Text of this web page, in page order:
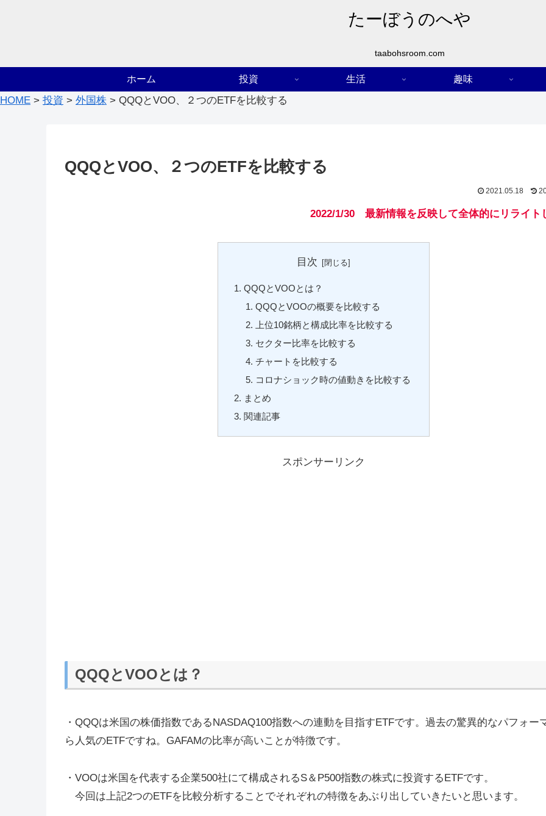
たーぼうのへや
taabohsroom.com
ホーム 投資 生活 趣味
HOME > 投資 > 外国株 > QQQとVOO、２つのETFを比較する
QQQとVOO、２つのETFを比較する
2021.05.18
2022/1/30 最新情報を反映して全体的にリライト
目次
QQQとVOOとは？
QQQとVOOの概要を比較する
上位10銘柄と構成比率を比較する
セクター比率を比較する
チャートを比較する
コロナショック時の値動きを比較する
まとめ
関連記事
スポンサーリンク
QQQとVOOとは？
・QQQは米国の株価指数であるNASDAQ100指数への連動を目指すETFです。過去の驚異的なパフォー
ら人気のETFですね。GAFAMの比率が高いことが特徴です。
・VOOは米国を代表する企業500社にて構成されるS＆P500指数の株式に投資するETFです。
今回は上記2つのETFを比較分析することでそれぞれの特徴をあぶり出していきたいと思います。